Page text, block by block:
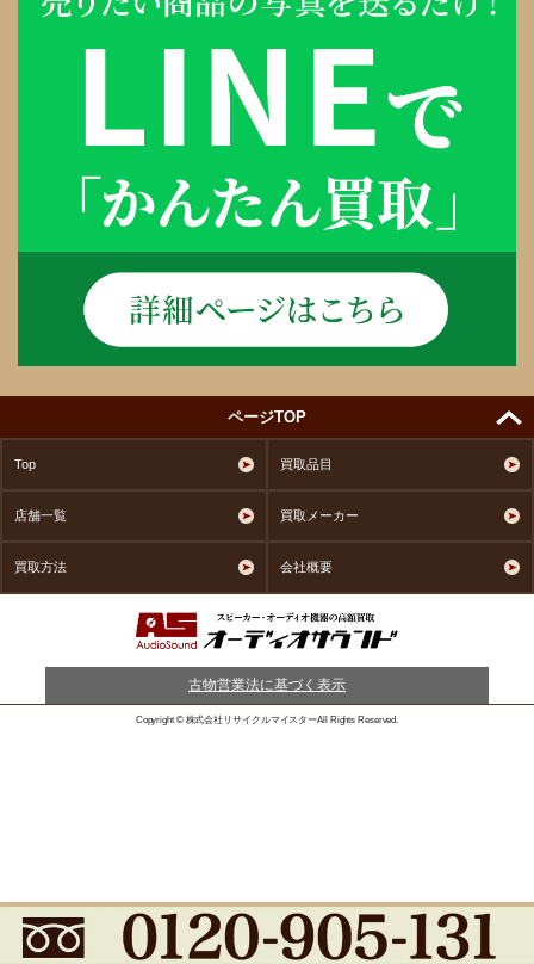
ページTOP
Top 買取品目
店舗一覧 買取メーカー
買取方法 会社概要
古物営業法に基づく表示
Copyright © 株式会社リサイクルマイスターAll Rights Reserved.